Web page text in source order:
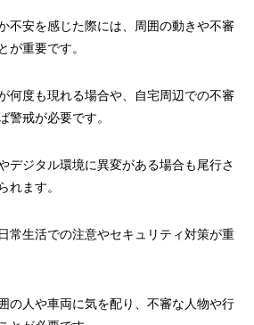
不安を感じた際には、周囲の動きや不審
が重要です。
何度も現れる場合や、自宅周辺での不審
警戒が必要です。
デジタル環境に異変がある場合も尾行さ
れます。
常生活での注意やセキュリティ対策が重
の人や車両に気を配り、不審な人物や行